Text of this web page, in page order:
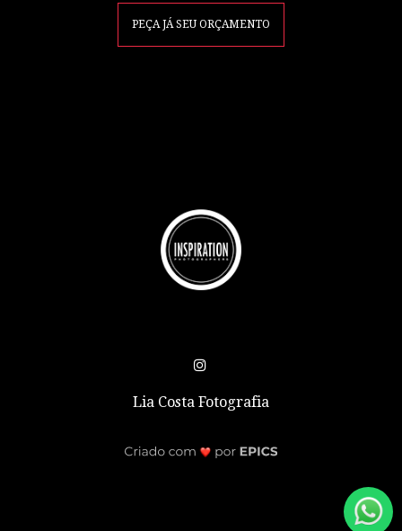
PEÇA JÁ SEU ORÇAMENTO
Lia Costa Fotografia